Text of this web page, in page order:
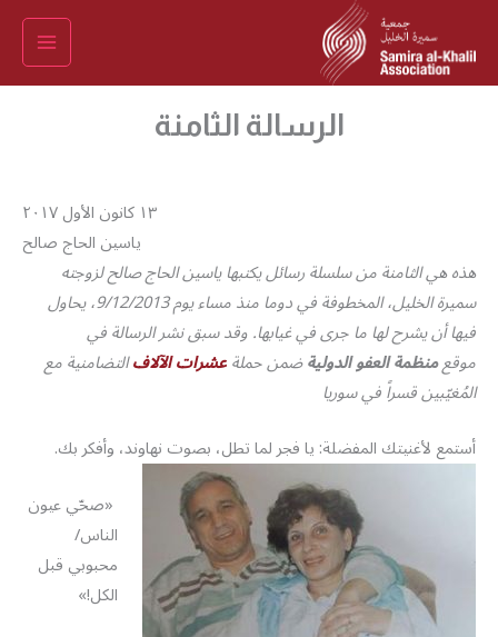
المحتوى
الرسالة الثامنة
١٣ كانون الأول ٢٠١٧
ياسين الحاج صالح
هذه هي الثامنة من سلسلة رسائل يكتبها ياسين الحاج صالح لزوجته
سميرة الخليل، المخطوفة في دوما منذ مساء يوم 9/12/2013، يحاول
فيها أن يشرح لها ما جرى في غيابها. وقد سبق نشر الرسالة في
موقعمنظمة العفو الدوليةضمن حملةعشرات الآلافالتضامنية مع
المُغيّبين قسراً في سوريا
أستمع لأغنيتك المفضلة: يا فجر لما تطل، بصوت نهاوند، وأفكر بك.
«صحّي عيون
الناس/
محبوبي قبل
الكل!»